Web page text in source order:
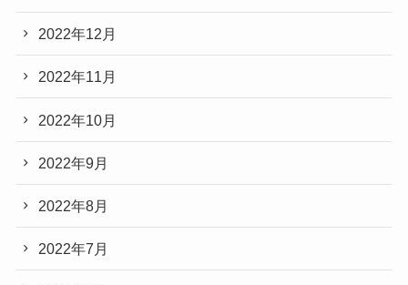
2022年12月
2022年11月
2022年10月
2022年9月
2022年8月
2022年7月